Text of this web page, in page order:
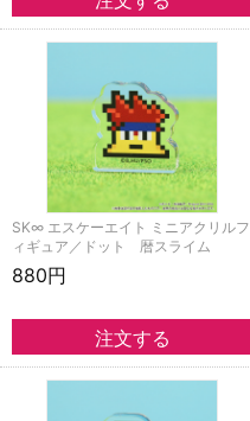
SK∞ エスケーエイト ミニアクリルフ
ィギュア／ドット 暦スライム
880円